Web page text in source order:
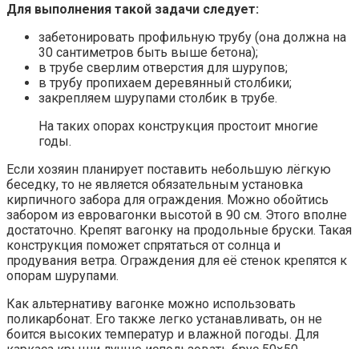
Для выполнения такой задачи следует:
забетонировать профильную трубу (она должна на
30 сантиметров быть выше бетона);
в трубе сверлим отверстия для шурупов;
в трубу пропихаем деревянный столбики;
закрепляем шурупами столбик в трубе.
На таких опорах конструкция простоит многие
годы.
Если хозяин планирует поставить небольшую лёгкую
беседку, то не является обязательным установка
кирпичного забора для ограждения. Можно обойтись
забором из евровагонки высотой в 90 см. Этого вполне
достаточно. Крепят вагонку на продольные бруски. Такая
конструкция поможет спрятаться от солнца и
продувания ветра. Ограждения для её стенок крепятся к
опорам шурупами.
Как альтернативу вагонке можно использовать
поликарбонат. Его также легко устанавливать, он не
боится высоких температур и влажной погоды. Для